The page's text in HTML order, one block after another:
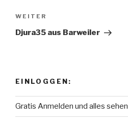
Nächster
Beitrag
WEITER
Djura35 aus Barweiler
EINLOGGEN:
Gratis Anmelden und alles sehen